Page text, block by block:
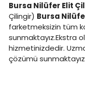
Bursa Nilüfer Elit
Çilingir) Bursa
farketmeksizin tüm
sunmaktayız.Ekstra
hizmetinizdedir.
çözümü